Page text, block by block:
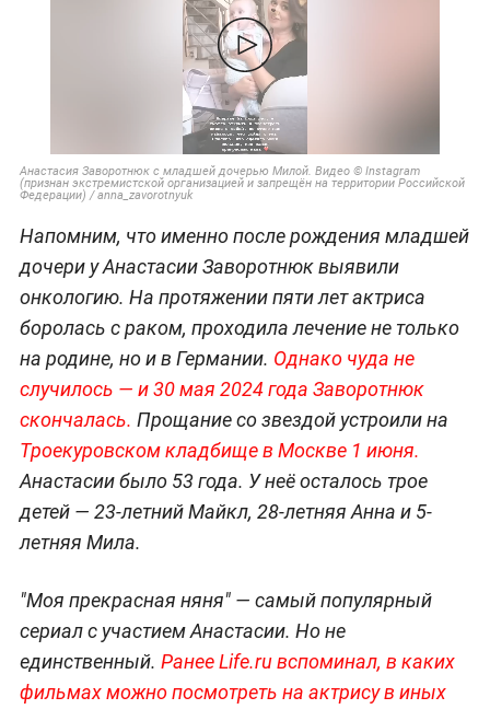
Анастасия Заворотнюк с младшей дочерью Милой. Видео © Instagram
(признан экстремистской организацией и запрещён на территории Российской
Федерации) / anna_zavorotnyuk
Напомним, что именно после рождения младшей
дочери у Анастасии Заворотнюк выявили
онкологию. На протяжении пяти лет актриса
боролась с раком, проходила лечение не только
на родине, но и в Германии. Однако чуда не
случилось — и 30 мая 2024 года Заворотнюк
скончалась. Прощание со звездой устроили на
Троекуровском кладбище в Москве 1 июня.
Анастасии было 53 года. У неё осталось трое
детей — 23-летний Майкл, 28-летняя Анна и 5-
летняя Мила.
"Моя прекрасная няня" — самый популярный
сериал с участием Анастасии. Но не
единственный. Ранее Life.ru вспоминал, в каких
фильмах можно посмотреть на актрису в иных